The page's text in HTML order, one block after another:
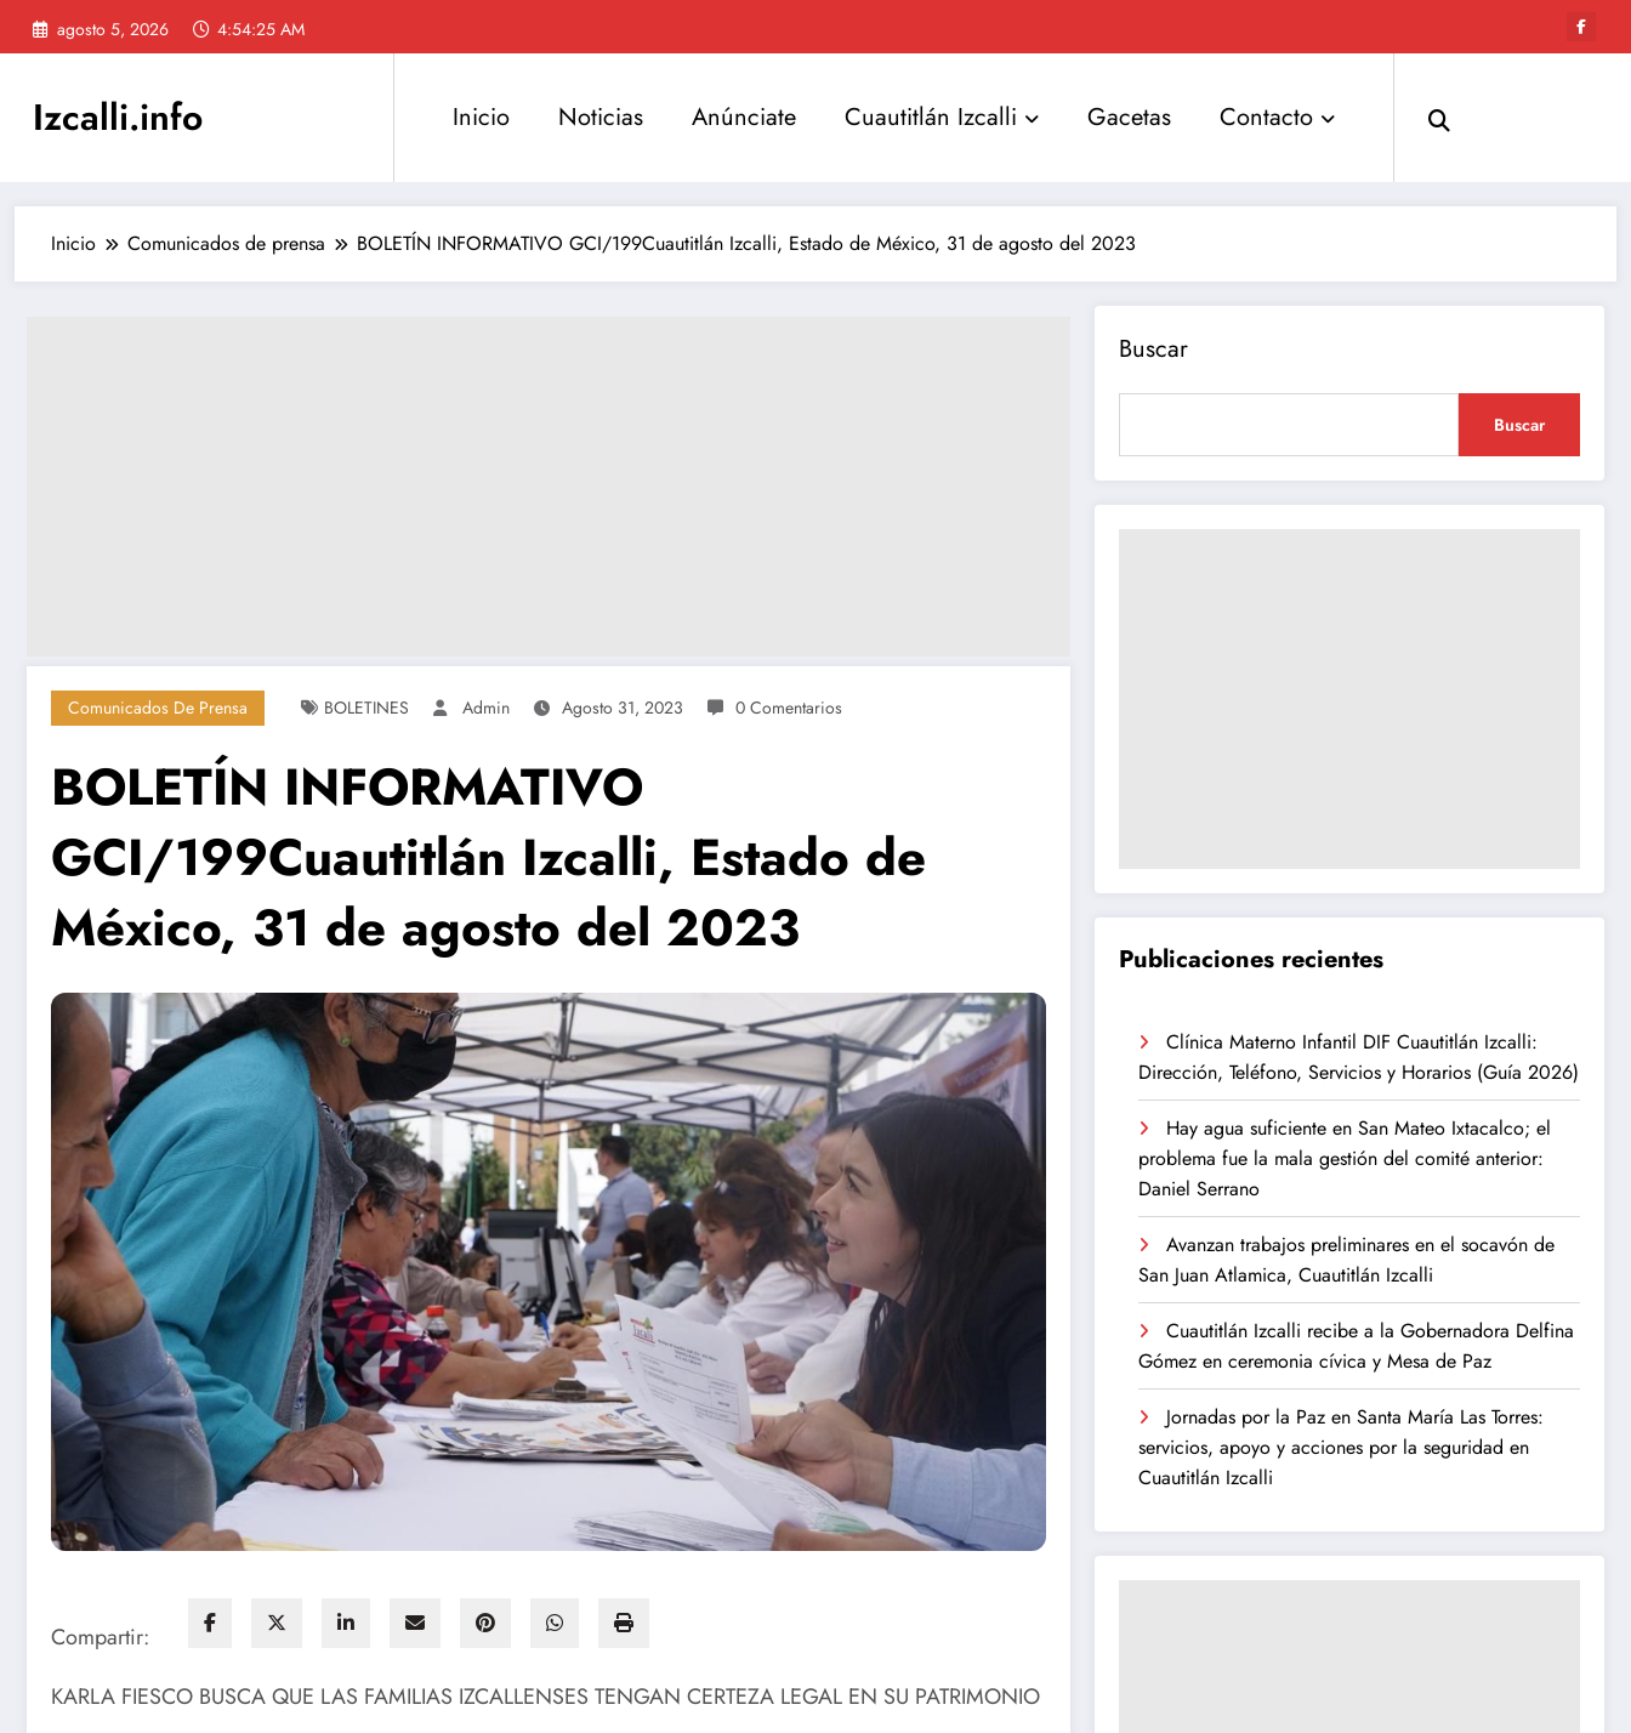
Saltar
agosto 5, 2026 4:54:26 AM
Izcalli.info Inicio Noticias Anúnciate Cuautitlán Izcalli Gacetas Contacto
Inicio Comunicados de prensa BOLETÍN INFORMATIVO GCI/199Cuautitlán Izcalli, Estado de México, 31 de agosto del 2023
Comunicados De Prensa BOLETINES Admin Agosto 31, 2023 0 Comentarios
BOLETÍN INFORMATIVO
GCI/199Cuautitlán Izcalli, Estado de
México, 31 de agosto del 2023
Compartir:
KARLA FIESCO BUSCA QUE LAS FAMILIAS IZCALLENSES TENGAN CERTEZA LEGAL EN SU PATRIMONIO
Buscar
Buscar
Publicaciones recientes
Clínica Materno Infantil DIF Cuautitlán Izcalli:
Dirección, Teléfono, Servicios y Horarios (Guía 2026)
Hay agua suficiente en San Mateo Ixtacalco; el
problema fue la mala gestión del comité anterior:
Daniel Serrano
Avanzan trabajos preliminares en el socavón de
San Juan Atlamica, Cuautitlán Izcalli
Cuautitlán Izcalli recibe a la Gobernadora Delfina
Gómez en ceremonia cívica y Mesa de Paz
Jornadas por la Paz en Santa María Las Torres:
servicios, apoyo y acciones por la seguridad en
Cuautitlán Izcalli